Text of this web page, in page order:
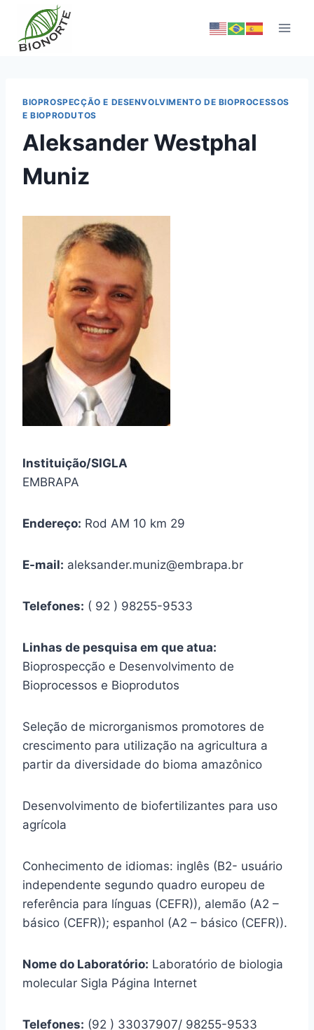
BIOPROSPECÇÃO E DESENVOLVIMENTO DE BIOPROCESSOS
E BIOPRODUTOS
Aleksander Westphal
Muniz
Instituição/SIGLA
EMBRAPA
Endereço: Rod AM 10 km 29
E-mail: aleksander.muniz@embrapa.br
Telefones: ( 92 ) 98255-9533
Linhas de pesquisa em que atua:
Bioprospecção e Desenvolvimento de
Bioprocessos e Bioprodutos
Seleção de microrganismos promotores de
crescimento para utilização na agricultura a
partir da diversidade do bioma amazônico
Desenvolvimento de biofertilizantes para uso
agrícola
Conhecimento de idiomas: inglês (B2- usuário
independente segundo quadro europeu de
referência para línguas (CEFR)), alemão (A2 –
básico (CEFR)); espanhol (A2 – básico (CEFR)).
Nome do Laboratório: Laboratório de biologia
molecular Sigla Página Internet
Telefones: (92 ) 33037907/ 98255-9533